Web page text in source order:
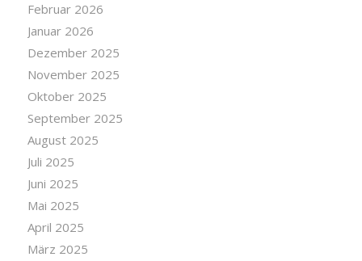
Februar 2026
Januar 2026
Dezember 2025
November 2025
Oktober 2025
September 2025
August 2025
Juli 2025
Juni 2025
Mai 2025
April 2025
März 2025